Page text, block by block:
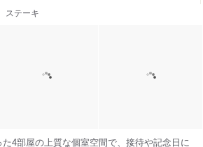
ステーキ
た4部屋の上質な個室空間で、接待や記念日に